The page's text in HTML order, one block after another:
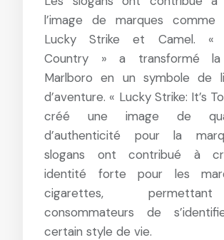
l’image de marques comme
Lucky Strike et Camel. «
Country » a transformé la
Marlboro en un symbole de
d’aventure. « Lucky Strike: It’s
créé une image de
d’authenticité pour la
slogans ont contribué à
identité forte pour les
cigarettes,
consommateurs de
certain style de vie.